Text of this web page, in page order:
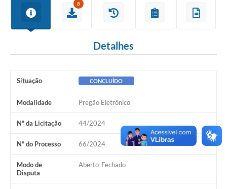
8
Detalhes
Situação CONCLUÍDO
Modalidade Pregão Eletrônico
Nº da Licitação 44/2024
Nº do Processo 66/2024
Modo de
Disputa
Aberto-Fechado